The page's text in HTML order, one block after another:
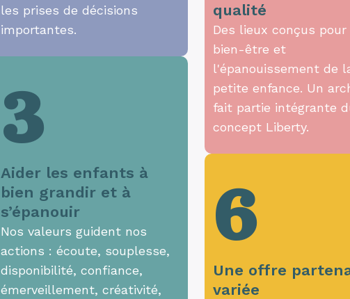
les prises de décisions
importantes.
3
Aider les enfants à
bien grandir et à
s’épanouir
Nos valeurs guident nos
actions : écoute, souplesse,
disponibilité, confiance,
émerveillement, créativité,
qualité
Des lieux conçus pour
bien-être et
l'épanouissement de
petite enfance. Un
fait partie intégrante
concept Liberty.
6
Une offre
variée